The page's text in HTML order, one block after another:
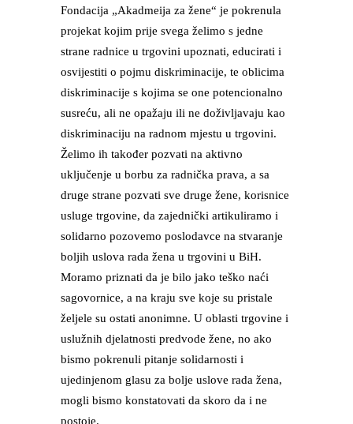
Fondacija „Akadmeija za žene“ je pokrenula
projekat kojim prije svega želimo s jedne
strane radnice u trgovini upoznati, educirati i
osvijestiti o pojmu diskriminacije, te oblicima
diskriminacije s kojima se one potencionalno
susreću, ali ne opažaju ili ne doživljavaju kao
diskriminaciju na radnom mjestu u trgovini.
Želimo ih također pozvati na aktivno
uključenje u borbu za radnička prava, a sa
druge strane pozvati sve druge žene, korisnice
usluge trgovine, da zajednički artikuliramo i
solidarno pozovemo poslodavce na stvaranje
boljih uslova rada žena u trgovini u BiH.
Moramo priznati da je bilo jako teško naći
sagovornice, a na kraju sve koje su pristale
željele su ostati anonimne. U oblasti trgovine i
uslužnih djelatnosti predvode žene, no ako
bismo pokrenuli pitanje solidarnosti i
ujedinjenom glasu za bolje uslove rada žena,
mogli bismo konstatovati da skoro da i ne
postoje.